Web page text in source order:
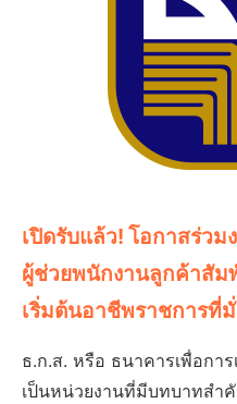
เปิดรับแล้ว! โอกาสร่ว
ผู้ช่วยพนักงานลูกค้าสัม
เริ่มต้นอาชีพราชการที่
ธ.ก.ส. หรือ ธนาคารเพื่อกา
เป็นหน่วยงานที่มีบทบาทสำ